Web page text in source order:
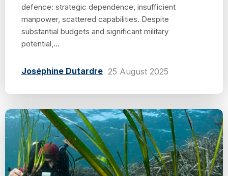
defence: strategic dependence, insufficient
manpower, scattered capabilities. Despite
substantial budgets and significant military
potential,...
Joséphine Dutardre 25 August 2025